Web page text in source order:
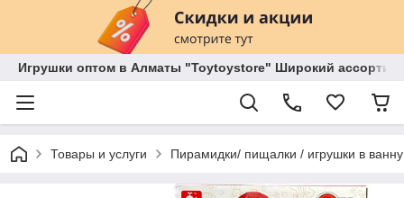
Игрушки оптом в Алматы "Toytoystore" Широкий
Товары и услуги Пирамидки/ пищалки / игрушки в ванну